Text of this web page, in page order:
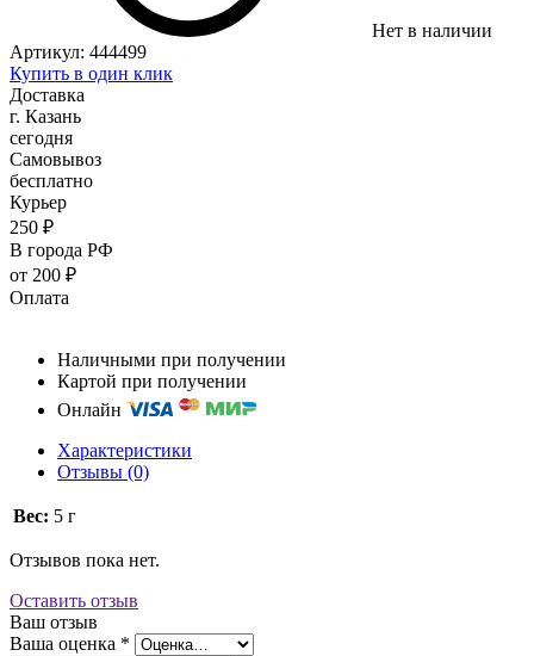
Нет в наличии
Артикул: 444499
Купить в один клик
Доставка
г. Казань
сегодня
Самовывоз
бесплатно
Курьер
250 ₽
В города РФ
от 200 ₽
Оплата
Наличными при получении
Картой при получении
Онлайн
Характеристики
Отзывы (0)
Вес: 5 г
Отзывов пока нет.
Оставить отзыв
Ваш отзыв
Ваша оценка *